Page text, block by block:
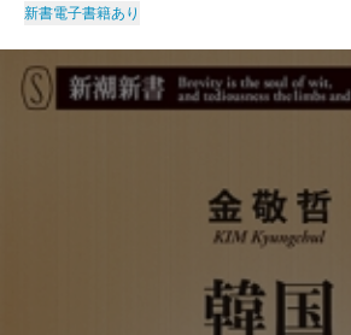
新書電子書籍あり